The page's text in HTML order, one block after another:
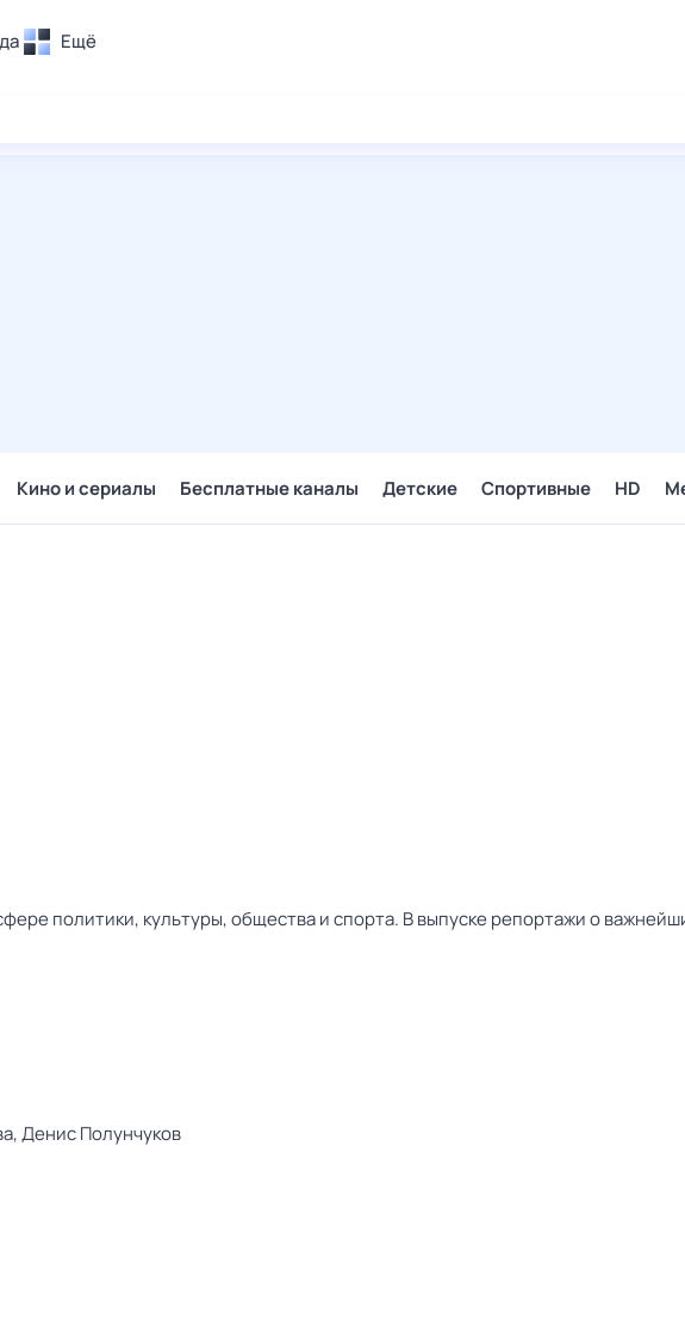
Ещё
Кино и сериалы Бесплатные каналы Детские Спортивные HD
политики, культуры, общества и спорта. В выпуске репортажи о
Денис Полунчуков